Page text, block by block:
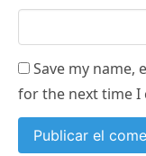
Save my name,
for the next time I